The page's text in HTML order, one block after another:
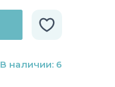
В наличии: 6